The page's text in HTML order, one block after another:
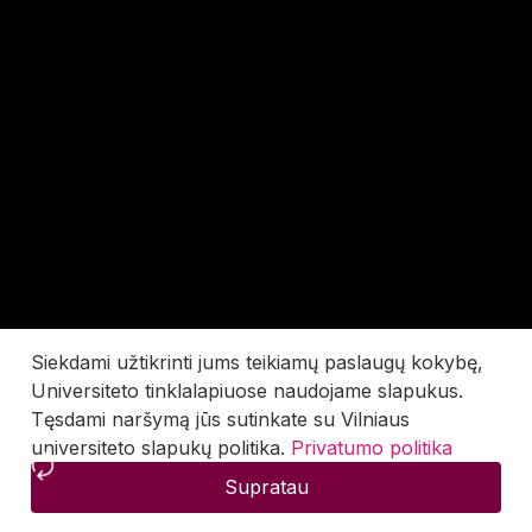
Siekdami užtikrinti jums teikiamų paslaugų kokybę,
Universiteto tinklalapiuose naudojame slapukus.
Tęsdami naršymą jūs sutinkate su Vilniaus
universiteto slapukų politika. Privatumo politika
Supratau